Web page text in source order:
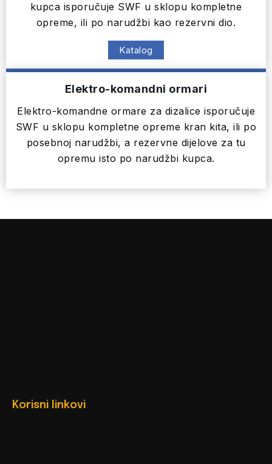
kupca isporučuje SWF u sklopu kompletne
opreme, ili po narudžbi kao rezervni dio.
Katalog
Elektro-komandni ormari
Elektro-komandne ormare za dizalice isporučuje
SWF u sklopu kompletne opreme kran kita, ili po
posebnoj narudžbi, a rezervne dijelove za tu
opremu isto po narudžbi kupca.
Korisni linkovi